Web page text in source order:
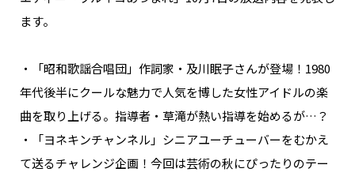
ます。
・「昭和歌謡合唱団」作詞家・及川眠子さんが登場！1980
年代後半にクールな魅力で人気を博した女性アイドルの楽
曲を取り上げる。指導者・草滝が熱い指導を始めるが…？
・「ヨネキンチャンネル」シニアユーチューバーをむかえ
て送るチャレンジ企画！今回は芸術の秋にぴったりのテー